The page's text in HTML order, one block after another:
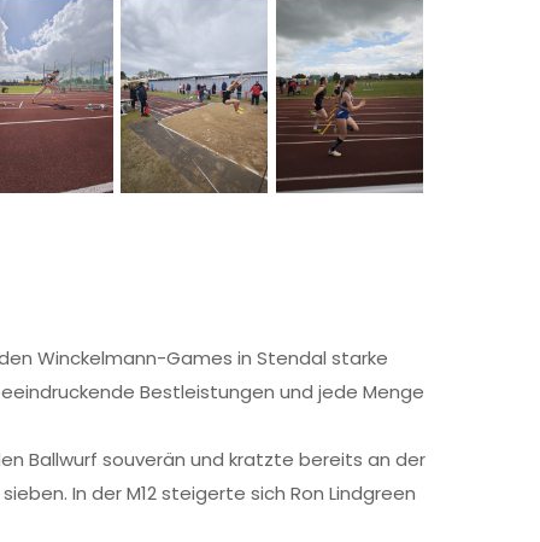
Winckelmann-Games in Stendal starke
Bestleistungen und jede Menge
Ballwurf souverän und kratzte bereits an der
In der M12 steigerte sich Ron Lindgreen